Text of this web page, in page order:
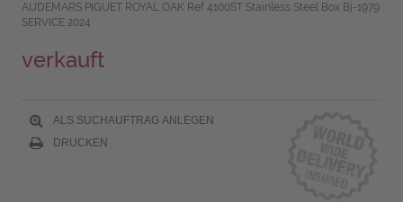
AUDEMARS PIGUET ROYAL OAK Ref 4100ST Stainless Steel Box Bj-1979
SERVICE 2024
verkauft
ALS SUCHAUFTRAG ANLEGEN
DRUCKEN